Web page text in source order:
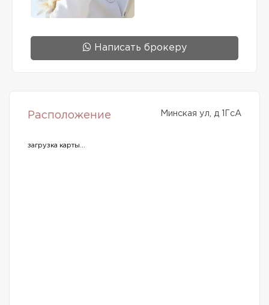
Написать брокеру
Расположение Минская ул, д 1ГсА
загрузка карты...